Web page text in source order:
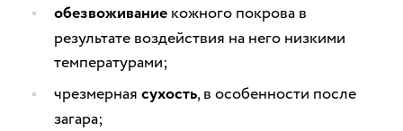
обезвоживание кожного покрова в
результате воздействия на него низкими
температурами;
чрезмерная сухость, в особенности после
загара;